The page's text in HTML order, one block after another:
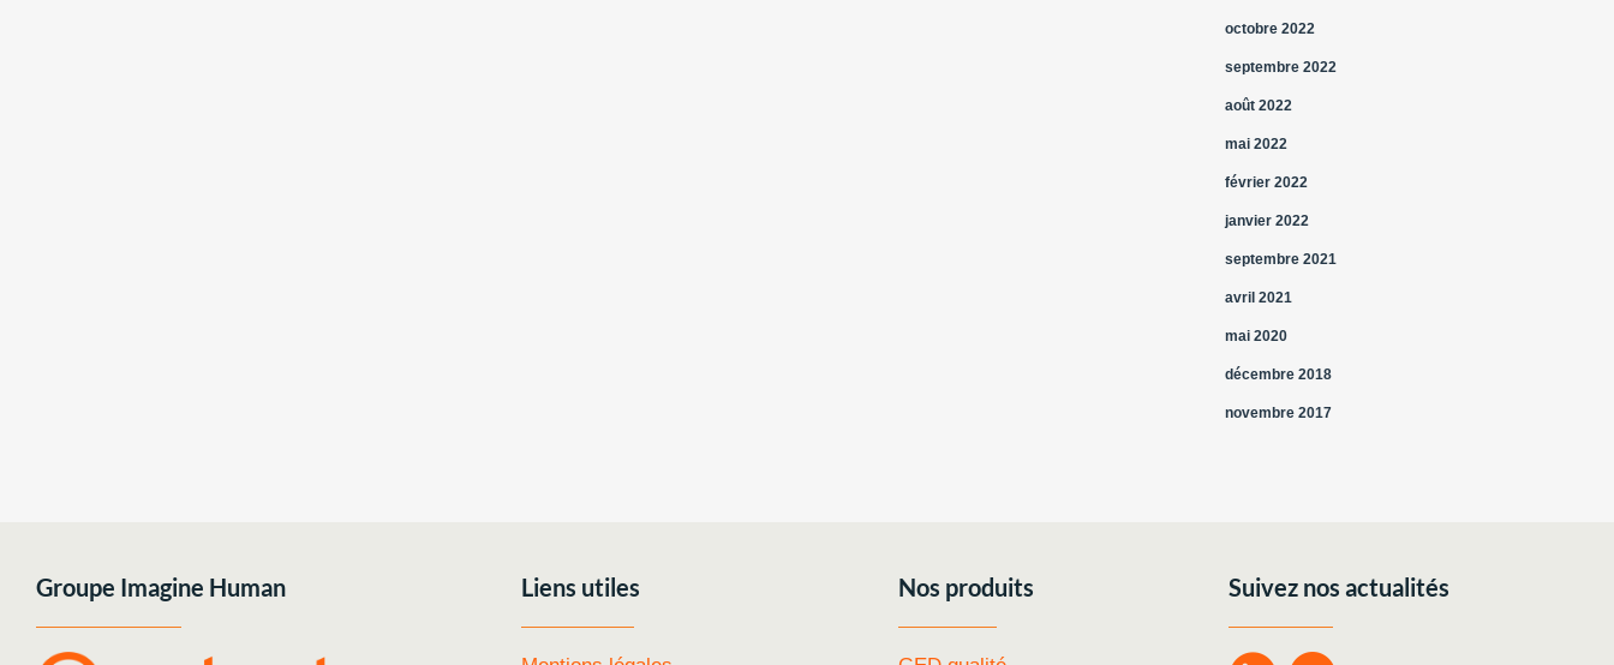
octobre 2022
septembre 2022
août 2022
mai 2022
février 2022
janvier 2022
septembre 2021
avril 2021
mai 2020
décembre 2018
novembre 2017
Groupe Imagine Human Liens utiles Nos produits Suivez nos actualités